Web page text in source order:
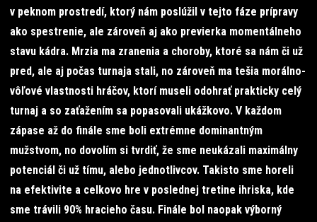
v peknom prostredí, ktorý nám poslúžil v tejto fáze prípravy
ako spestrenie, ale zároveň aj ako previerka momentálneho
stavu kádra. Mrzia ma zranenia a choroby, ktoré sa nám či už
pred, ale aj počas turnaja stali, no zároveň ma tešia morálno-
vôľové vlastnosti hráčov, ktorí museli odohrať prakticky celý
turnaj a so zaťažením sa popasovali ukážkovo. V každom
zápase až do finále sme boli extrémne dominantným
mužstvom, no dovolím si tvrdiť, že sme neukázali maximálny
potenciál či už tímu, alebo jednotlivcov. Takisto sme horeli
na efektivite a celkovo hre v poslednej tretine ihriska, kde
sme trávili 90% hracieho času. Finále bol naopak výborný